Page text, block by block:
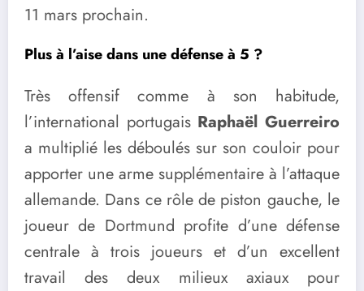
11 mars prochain.
Plus à l’aise dans une défense à 5 ?
Très offensif comme à son habitude,
l’international portugais Raphaël Guerreiro
a multiplié les déboulés sur son couloir pour
apporter une arme supplémentaire à l’attaque
allemande. Dans ce rôle de piston gauche, le
joueur de Dortmund profite d’une défense
centrale à trois joueurs et d’un excellent
travail des deux milieux axiaux pour